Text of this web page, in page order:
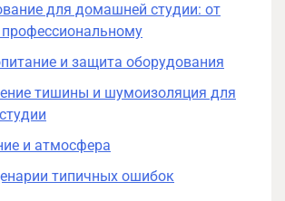
для домашней студии: от
профессиональному
и защита оборудования
тишины и шумоизоляция для
и атмосфера
типичных ошибок